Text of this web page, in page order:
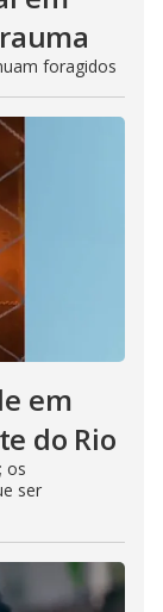
foragidos
em
do Rio
os
ser